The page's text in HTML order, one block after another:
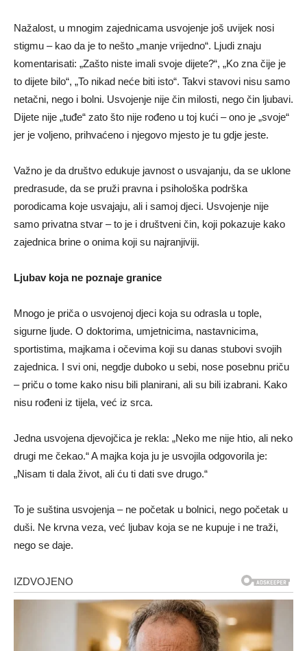
Nažalost, u mnogim zajednicama usvojenje još uvijek nosi
stigmu – kao da je to nešto „manje vrijedno“. Ljudi znaju
komentarisati: „Zašto niste imali svoje dijete?“, „Ko zna čije je
to dijete bilo“, „To nikad neće biti isto“. Takvi stavovi nisu samo
netačni, nego i bolni. Usvojenje nije čin milosti, nego čin ljubavi.
Dijete nije „tuđe“ zato što nije rođeno u toj kući – ono je „svoje“
jer je voljeno, prihvaćeno i njegovo mjesto je tu gdje jeste.
Važno je da društvo edukuje javnost o usvajanju, da se uklone
predrasude, da se pruži pravna i psihološka podrška
porodicama koje usvajaju, ali i samoj djeci. Usvojenje nije
samo privatna stvar – to je i društveni čin, koji pokazuje kako
zajednica brine o onima koji su najranjiviji.
Ljubav koja ne poznaje granice
Mnogo je priča o usvojenoj djeci koja su odrasla u tople,
sigurne ljude. O doktorima, umjetnicima, nastavnicima,
sportistima, majkama i očevima koji su danas stubovi svojih
zajednica. I svi oni, negdje duboko u sebi, nose posebnu priču
– priču o tome kako nisu bili planirani, ali su bili izabrani. Kako
nisu rođeni iz tijela, već iz srca.
Jedna usvojena djevojčica je rekla: „Neko me nije htio, ali neko
drugi me čekao.“ A majka koja ju je usvojila odgovorila je:
„Nisam ti dala život, ali ću ti dati sve drugo.“
To je suština usvojenja – ne početak u bolnici, nego početak u
duši. Ne krvna veza, već ljubav koja se ne kupuje i ne traži,
nego se daje.